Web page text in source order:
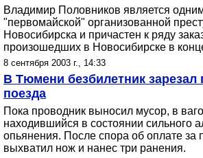
Владимир Половников является
"первомайской" организованной
Новосибирска и причастен к ряду
произошедших в Новосибирске в
8 сентября 2003 г., 14:33
В Тюмени безбилетник зарезал
поезда
Пока проводник выносил мусор, в
находившийся в состоянии сильного
опьянения. После спора об оплате за
выхватил нож и нанес три ранения.